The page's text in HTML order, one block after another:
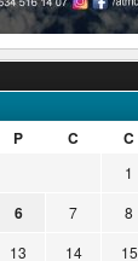
P C C
1
6 7 8
13 14 15